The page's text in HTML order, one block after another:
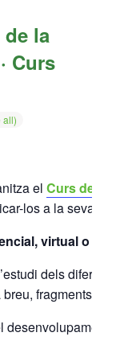
la
Curs
el Curs de
los a la seva
virtual o
dels
fragments